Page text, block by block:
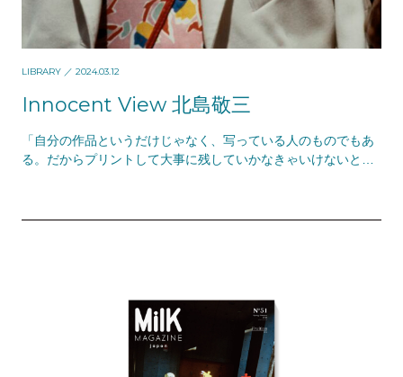
LIBRARY ／ 2024.03.12
Innocent View 北島敬三
「自分の作品というだけじゃなく、写っている人のものでもあ
る。だからプリントして大事に残していかなきゃいけないと思